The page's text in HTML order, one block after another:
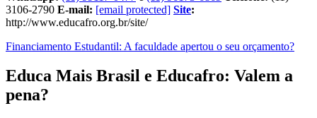
3106-2790 E-mail: [email protected] Site:
http://www.educafro.org.br/site/
Financiamento Estudantil: A faculdade apertou o seu orçamento?
Educa Mais Brasil e Educafro: Valem a
pena?